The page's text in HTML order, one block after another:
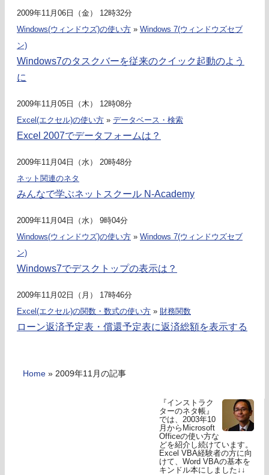
2009年11月06日（金） 12時32分
Windows(ウィンドウズ)の使い方 » Windows 7(ウィンドウズセブ
ン)
Windows7のタスクバーを従来のクイック起動のよう
に
2009年11月05日（木） 12時08分
Excel(エクセル)の使い方 » データベース・検索
Excel 2007でデータフォームは？
2009年11月04日（水） 20時48分
ネット関連のネタ
みんなで学ぶネットスクール N-Academy
2009年11月04日（水） 9時04分
Windows(ウィンドウズ)の使い方 » Windows 7(ウィンドウズセブ
ン)
Windows7でデスクトップの表示は？
2009年11月02日（月） 17時46分
Excel(エクセル)の関数・数式の使い方 » 財務関数
ローン返済予定表・償還予定表に返済総額を表示する
Home » 2009年11月の記事
『インストラク
ターのネタ帳』
では、2003年10
月からMicrosoft
Officeの使い方な
どを紹介し続けています。
Excel VBA経験者の方に向
けて、Word VBAの基本を
キンドル本にしました↓↓